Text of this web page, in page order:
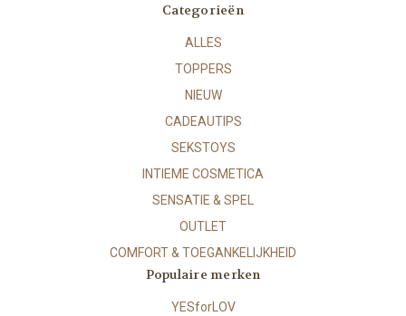
Categorieën
ALLES
TOPPERS
NIEUW
CADEAUTIPS
SEKSTOYS
INTIEME COSMETICA
SENSATIE & SPEL
OUTLET
COMFORT & TOEGANKELIJKHEID
Populaire merken
YESforLOV